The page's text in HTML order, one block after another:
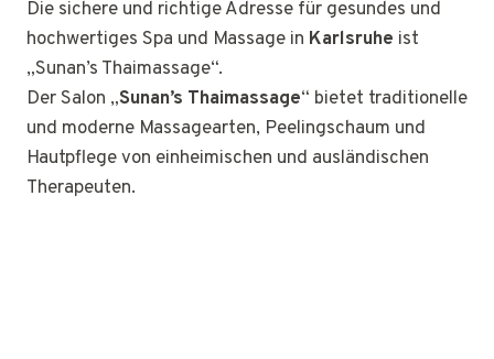
Die sichere und richtige Adresse für gesundes und
hochwertiges Spa und Massage in Karlsruhe ist
„Sunan’s Thaimassage“.
Der Salon „Sunan’s Thaimassage“ bietet traditionelle
und moderne Massagearten, Peelingschaum und
Hautpflege von einheimischen und ausländischen
Therapeuten.